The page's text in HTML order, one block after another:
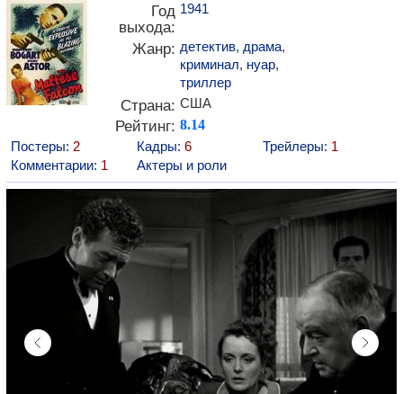
Год
выхода:
1941
Жанр: детектив, драма,
криминал, нуар,
триллер
Страна: США
Рейтинг: 8.14
Постеры: 2 Кадры: 6 Трейлеры: 1
Комментарии: 1 Актеры и роли